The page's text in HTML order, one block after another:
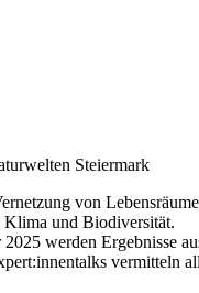
Steiermark
von
und Biodiversität.
werden Ergebnisse
vermitteln